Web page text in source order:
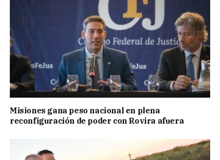
Misiones gana peso nacional en plena
reconfiguración de poder con Rovira afuera